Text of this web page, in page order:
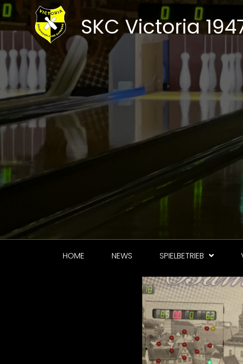
SKC Victoria
HOME NEWS SPIELBETRIEB